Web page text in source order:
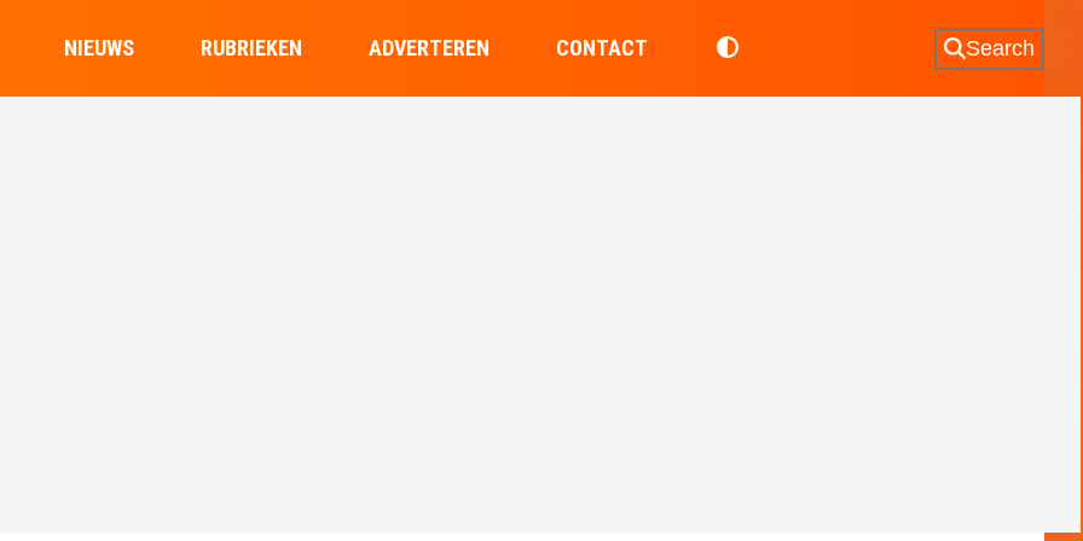
NIEUWS RUBRIEKEN ADVERTEREN CONTACT Search